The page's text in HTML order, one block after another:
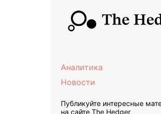
Аналитика
Новости
Публикуйте интересные
на сайте The Hedger